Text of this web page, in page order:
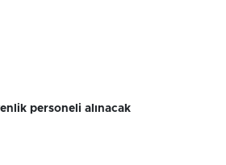
personeli alınacak